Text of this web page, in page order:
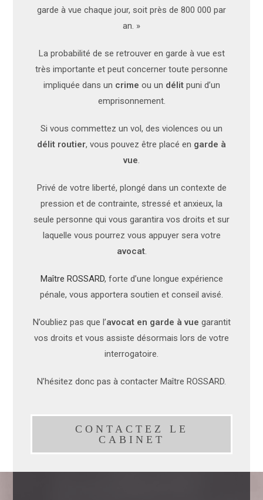
garde à vue chaque jour, soit près de 800 000 par
an. »
La probabilité de se retrouver en garde à vue est
très importante et peut concerner toute personne
impliquée dans un crime ou un délitpuni d’un
emprisonnement.
Si vous commettez un vol, des violences ou un
délit routier, vous pouvez être placé en garde à
vue.
Privé de votre liberté, plongé dans un contexte de
pression et de contrainte, stressé et anxieux, la
seule personne qui vous garantira vos droits et sur
laquelle vous pourrez vous appuyer sera votre
avocat.
Maître ROSSARD, forte d’une longue expérience
pénale, vous apportera soutien et conseil avisé.
N’oubliez pas que l’avocat en garde à vue garantit
vos droits et vous assiste désormais lors de votre
interrogatoire.
N’hésitez donc pas à contacter Maître ROSSARD.
CONTACTEZ LE
CABINET